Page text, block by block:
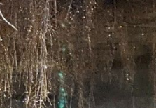
Derecho
Filosofía y
Medicina
Estudios Avanzados
Nutrición y